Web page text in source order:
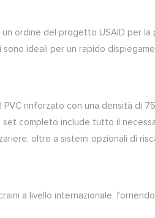
un ordine del progetto USAID per la
ideali per un rapido
rinforzato con una densità di
completo include tutto il
oltre a sistemi opzionali di
a livello internazionale,